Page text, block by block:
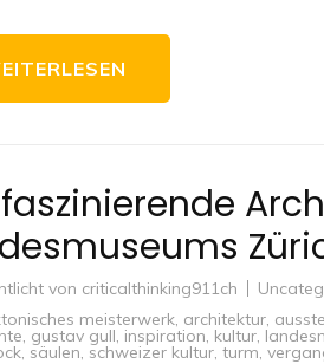
von criticalthinking911ch
meisterwerk, architektur,
, gustav gull, inspiration, kultur,
, säulen, schweizer kultur, turm,